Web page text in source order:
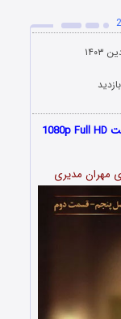
دانلود سریال اسکار فصل پنجم قسمت 2 با کیفیت 1080p Full HD